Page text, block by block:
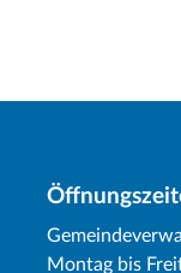
Montag bis